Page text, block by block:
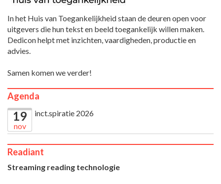
In het Huis van Toegankelijkheid staan de deuren open voor
uitgevers die hun tekst en beeld toegankelijk willen maken.
Dedicon helpt met inzichten, vaardigheden, productie en
advies.
Samen komen we verder!
Agenda
19
nov
inct.spiratie 2026
Readiant
Streaming reading technologie